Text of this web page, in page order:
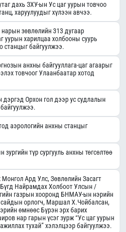
дахь ЗХУ-ын Ус цаг уурын товчоо
харуулуудыг хүлээн авчээ.
зөвлөлийн 313 дугаар
уурын харилцаа холбооны суурь
станцыг байгуулжээ.
анхны байгууллага-цаг агаарыг
товчоог Улаанбаатар хотод
дэргэд Орхон гол дээр ус судлалын
аэрологийн анхны станцыг
зургийн түр сургууль анхны төгсөлтөө
Ард Улс, Зөвлөлийн Засагт
Найрамдах Холбоот Улсын /
газрын хооронд БНМАУ-ын нэрийн
орлогч, Маршал Х.Чойбалсан,
өмнөөс Бүрэн эрх барих
нар гарын үсэг зурж “Ус цаг уурын
тухай” хэлэлцээр байгуулжээ.